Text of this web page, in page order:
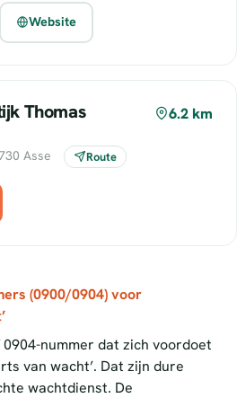
Website
Thomas
6.2 km
Asse Route
(0900/0904) voor
nummer dat zich voordoet
van wacht’. Dat zijn dure
wachtdienst. De